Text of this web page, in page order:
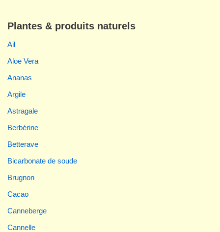
Plantes & produits naturels
Ail
Aloe Vera
Ananas
Argile
Astragale
Berbérine
Betterave
Bicarbonate de soude
Brugnon
Cacao
Canneberge
Cannelle